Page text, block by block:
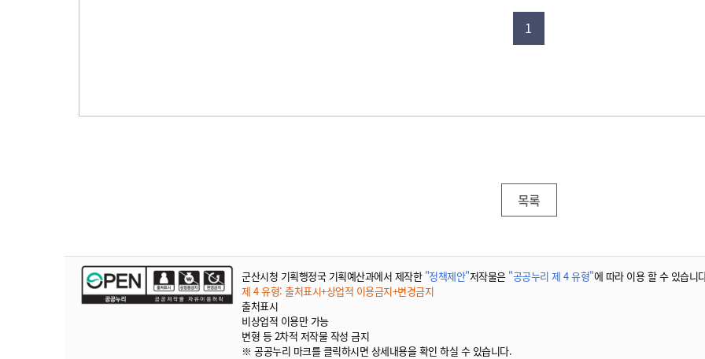
1
목록
군산시청 기획행정국 기획예산과에서 제작한 "정책제안"저작물은 "공공누리 제 4 유형"에 따라 이용 할 수 있습니
제 4 유형: 출처표시+상업적 이용금지+변경금지
출처표시
비상업적 이용만 가능
변형 등 2차적 저작물 작성 금지
※ 공공누리 마크를 클릭하시면 상세내용을 확인 하실 수 있습니다.